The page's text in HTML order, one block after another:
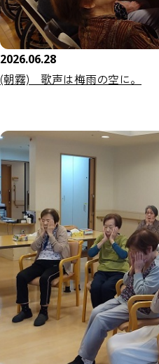
2026.06.28
(朝霧) 歌声は梅雨の空に。